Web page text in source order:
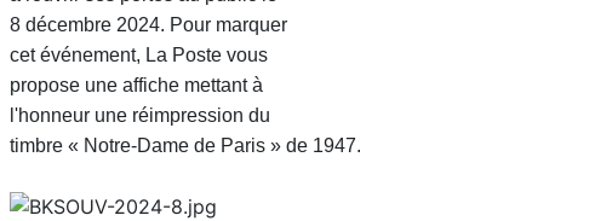
8 décembre 2024. Pour marquer
cet événement, La Poste vous
propose une affiche mettant à
l'honneur une réimpression du
timbre « Notre-Dame de Paris » de 1947.